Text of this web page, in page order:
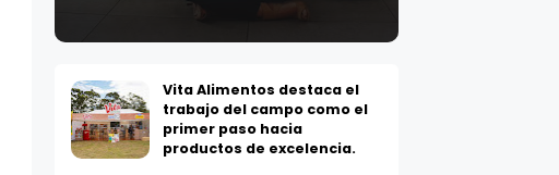
Vita Alimentos destaca el
trabajo del campo como el
primer paso hacia
productos de excelencia.